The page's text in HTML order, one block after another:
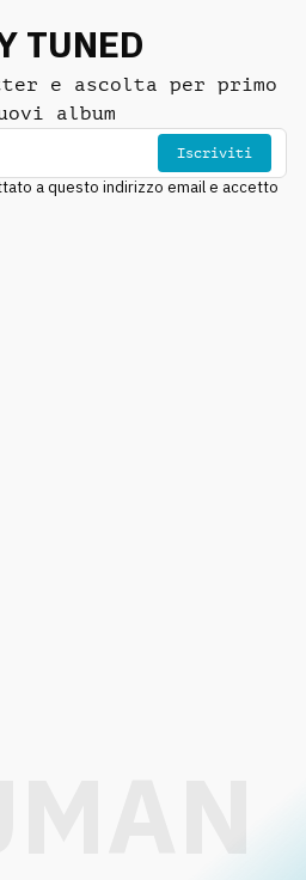
TUNED
e ascolta per primo
album
Iscriviti
a questo indirizzo email e accetto